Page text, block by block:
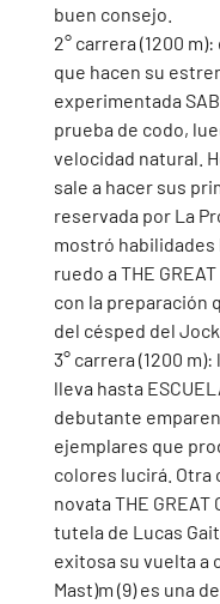
buen consejo.
2° carrera (1200
que hacen su
experimentada
prueba de codo,
velocidad natural.
sale a hacer sus
reservada por La
mostró habilidades
ruedo a THE
con la preparación
del césped del
3° carrera (1200
lleva hasta
debutante
ejemplares que
colores lucirá. Otra
novata THE GREAT
tutela de Lucas
exitosa su vuelta a
Mast)m (9) es una